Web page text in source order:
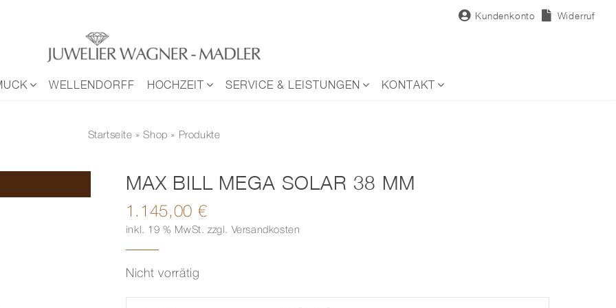
Kundenkonto Widerruf
WELLENDORFF HOCHZEIT SERVICE & LEISTUNGEN KONTAKT
Startseite »Shop » Produkte
MAX BILL MEGA SOLAR 38 MM
1.145,00 €
inkl. 19 % MwSt. zzgl. Versandkosten
Nicht vorrätig